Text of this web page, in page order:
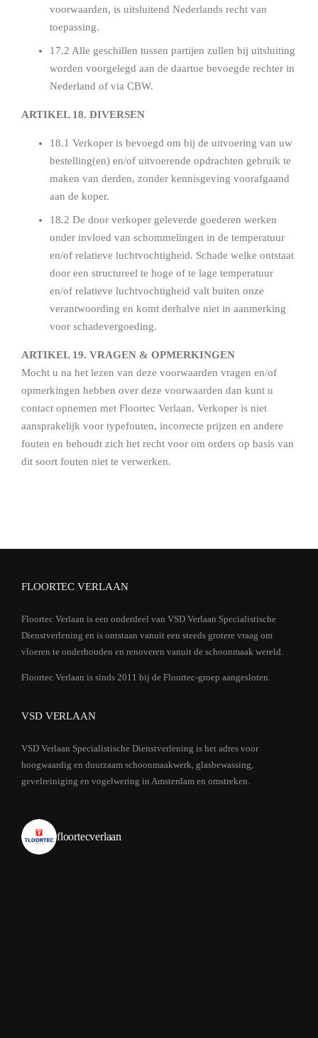
voorwaarden, is uitsluitend Nederlands recht van
toepassing.
17.2 Alle geschillen tussen partijen zullen bij uitsluiting
worden voorgelegd aan de daartoe bevoegde rechter in
Nederland of via CBW.
ARTIKEL 18. DIVERSEN
18.1 Verkoper is bevoegd om bij de uitvoering van uw
bestelling(en) en/of uitvoerende opdrachten gebruik te
maken van derden, zonder kennisgeving voorafgaand
aan de koper.
18.2 De door verkoper geleverde goederen werken
onder invloed van schommelingen in de temperatuur
en/of relatieve luchtvochtigheid. Schade welke ontstaat
door een structureel te hoge of te lage temperatuur
en/of relatieve luchtvochtigheid valt buiten onze
verantwoording en komt derhalve niet in aanmerking
voor schadevergoeding.
ARTIKEL 19. VRAGEN & OPMERKINGEN
Mocht u na het lezen van deze voorwaarden vragen en/of
opmerkingen hebben over deze voorwaarden dan kunt u
contact opnemen met Floortec Verlaan. Verkoper is niet
aansprakelijk voor typefouten, incorrecte prijzen en andere
fouten en behoudt zich het recht voor om orders op basis van
dit soort fouten niet te verwerken.
FLOORTEC VERLAAN
Floortec Verlaan is een onderdeel van VSD Verlaan Specialistische
Dienstverlening en is ontstaan vanuit een steeds grotere vraag om
vloeren te onderhouden en renoveren vanuit de schoonmaak wereld.
Floortec Verlaan is sinds 2011 bij de Floortec-groep aangesloten.
VSD VERLAAN
VSD Verlaan Specialistische Dienstverlening is het adres voor
hoogwaardig en duurzaam schoonmaakwerk, glasbewassing,
gevelreiniging en vogelwering in Amsterdam en omstreken.
floortecverlaan